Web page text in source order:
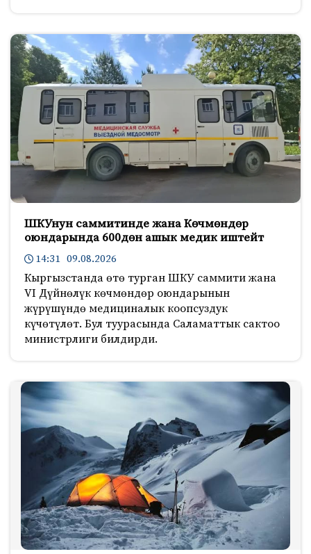
ШКУнун саммитинде жана Көчмөндөр
оюндарында 600дөн ашык медик иштейт
14:31 09.08.2026
Кыргызстанда өтө турган ШКУ саммити жана
VI Дүйнөлүк көчмөндөр оюндарынын
жүрүшүндө медициналык коопсуздук
күчөтүлөт. Бул туурасында Саламаттык сактоо
министрлиги билдирди.